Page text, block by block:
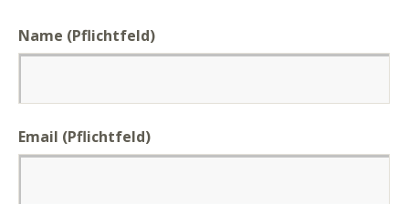
Name (Pflichtfeld)
Email (Pflichtfeld)